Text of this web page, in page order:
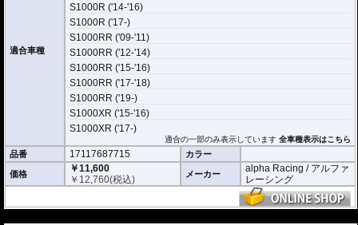
適合車種
S1000R ('14-'16)
S1000R ('17-)
S1000RR ('09-'11)
S1000RR ('12-'14)
S1000RR ('15-'16)
S1000RR ('17-'18)
S1000RR ('19-)
S1000XR ('15-'16)
S1000XR ('17-)
適合の一部のみ表示しています全車種表示はこちら
品番 17117687715 カラー
価格
￥11,600
￥ 12,760(税込) メーカー
alpha Racing / アルファ
レーシング